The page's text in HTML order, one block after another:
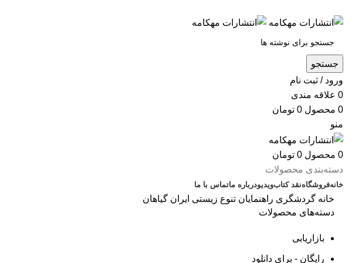
جستجو
ورود / ثبت نام
0 علاقه مندی
0 محصول 0 تومان
منو
0 محصول 0 تومان
دسته‌بندی محصولات
خانهفروشگاهنقد کتابویدیودرباره‌ ماتماس با ما
خانه گردشگری راهنمایان تنوع زیستی ایران گیاهان
دسته‌های محصولات
بازاریابی
رایگان - برای دانلود